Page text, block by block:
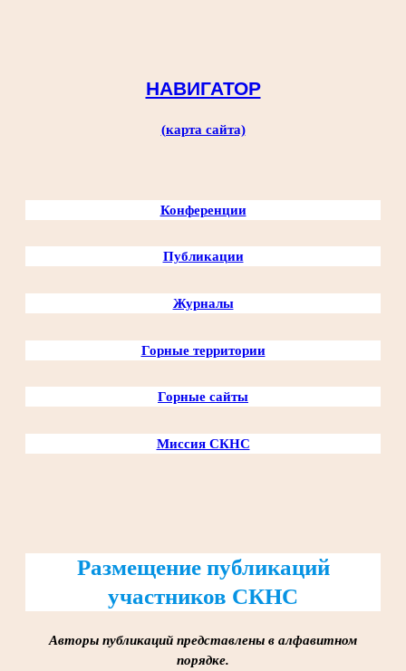
НАВИГАТОР
(карта сайта)
Конференции
Публикации
Журналы
Горные территории
Горные сайты
Миссия СКНС
Размещение публикаций
участников СКНС
Авторы публикаций представлены в алфавитном
порядке.